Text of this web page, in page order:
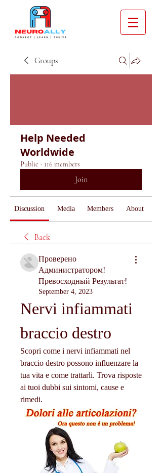
Groups
Help Needed
Worldwide
Public · 116 members
Join
Discussion Media Members About
Back
Проверено
Администратором!
Превосходный Результат!
September 4, 2023
Nervi infiammati
braccio destro
Scopri come i nervi infiammati nel
braccio destro possono influenzare la
tua vita e come trattarli. Trova risposte
ai tuoi dubbi sui sintomi, cause e
rimedi.